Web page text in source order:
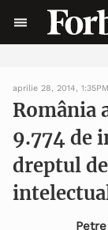
aprilie 28, 2014,
România
9.774 de
dreptul